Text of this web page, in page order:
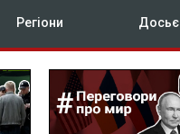
Регіони Досьє